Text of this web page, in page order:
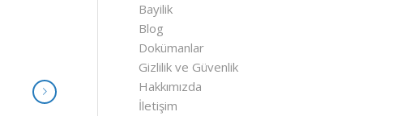
Bayilik
Blog
Dokümanlar
Gizlilik ve Güvenlik
Hakkımızda
İletişim